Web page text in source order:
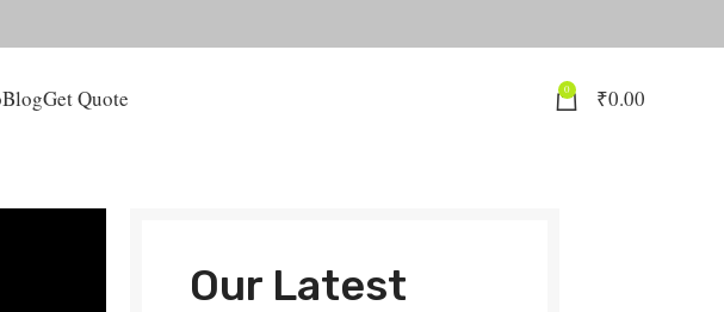
BlogGet Quote 0 ₹0.00
Our Latest